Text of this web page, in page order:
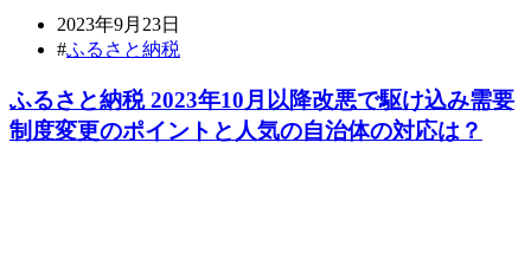
2023年9月23日
#ふるさと納税
ふるさと納税 2023年10月以降改悪で駆け込み需要
制度変更のポイントと人気の自治体の対応は？